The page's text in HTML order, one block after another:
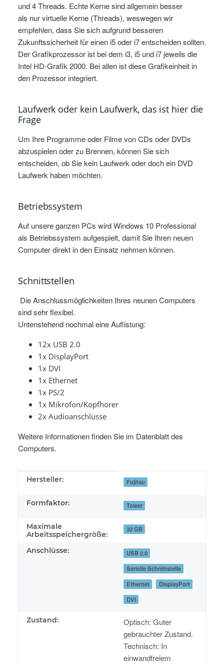
und 4 Threads. Echte Kerne sind allgemein besser
als nur virtuelle Kerne (Threads), weswegen wir
empfehlen, dass Sie sich aufgrund besseren
Zukunftssicherheit für einen i5 oder i7 entscheiden sollten.
Der Grafikprozessor ist bei dem i3, i5 und i7 jeweils die
Intel HD-Grafik 2000. Bei allen ist diese Grafikeinheit in
den Prozessor integriert.
Laufwerk oder kein Laufwerk, das ist hier die
Frage
Um Ihre Programme oder Filme von CDs oder DVDs
abzuspielen oder zu Brennen, können Sie sich
entscheiden, ob Sie kein Laufwerk oder doch ein DVD
Laufwerk haben möchten.
Betriebssystem
Auf unsere ganzen PCs wird Windows 10 Professional
als Betriebssystem aufgespielt, damit Sie Ihren neuen
Computer direkt in den Einsatz nehmen können.
Schnittstellen
Die Anschlussmöglichkeiten Ihres neunen Computers
sind sehr flexibel.
Untenstehend nochmal eine Auflistung:
12x USB 2.0
1x DisplayPort
1x DVI
1x Ethernet
1x PS/2
1x Mikrofon/Kopfhörer
2x Audioanschlüsse
Weitere Informationen finden Sie im Datenblatt des
Computers.
Produkteigenschaft
Wert
Hersteller: Fujitsu
Formfaktor: Tower
Maximale
Arbeitsspeichergröße:
32 GB
Anschlüsse:
USB 2.0
Serielle Schnittstelle
Ethernet
DisplayPort
DVI
Zustand:
Optisch: Guter
gebrauchter Zustand.
Technisch: In
einwandfreiem